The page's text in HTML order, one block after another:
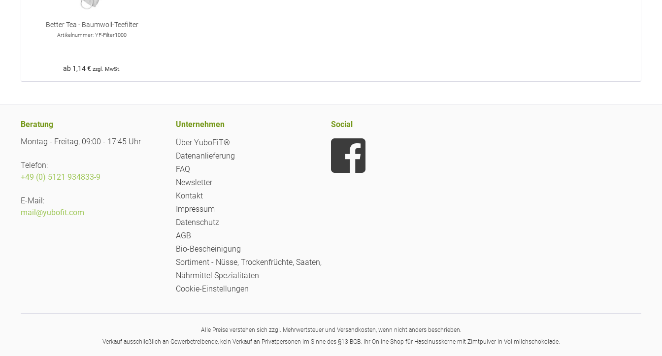
Better Tea - Baumwoll-Teefilter
Artikelnummer: YF-Filter1000
ab 1,14 €zzgl. MwSt.
Beratung
Montag - Freitag, 09:00 - 17:45 Uhr
Telefon:
+49 (0) 5121 934833-9
E-Mail:
mail@yubofit.com
Unternehmen
Über YuboFiT®
Datenanlieferung
FAQ
Newsletter
Kontakt
Impressum
Datenschutz
AGB
Bio-Bescheinigung
Sortiment - Nüsse, Trockenfrüchte, Saaten,
Nährmittel Spezialitäten
Cookie-Einstellungen
Social
Alle Preise verstehen sich zzgl. Mehrwertsteuer und Versandkosten, wenn nicht anders beschrieben.
Verkauf ausschließlich an Gewerbetreibende, kein Verkauf an Privatpersonen im Sinne des §13 BGB. Ihr Online-Shop für Haselnusskerne mit Zimtpulver in Vollmilchschokolade.